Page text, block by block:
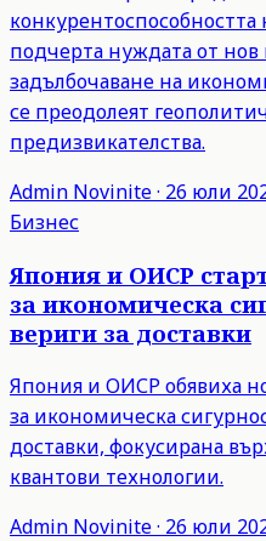
конкурентоспособността
подчерта нуждата от
задълбочаване на
се преодолеят
предизвикателства.
Admin Novinite· 26 юли
Бизнес
Япония и ОИСР
за икономическа
вериги за доставки
Япония и ОИСР обявиха
за икономическа
доставки, фокусирана
квантови технологии.
Admin Novinite· 26 юли